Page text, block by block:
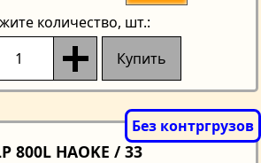
количество, шт.:
Купить
800L HAOKE / 33